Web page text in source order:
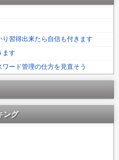
習得出来たら自信も付きます
ます
ード管理の仕方を見直そう
ング